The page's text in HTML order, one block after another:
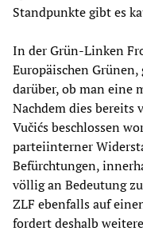
Standpunkte gibt es
In der Grün-Linken
Europäischen
darüber, ob man eine
Nachdem dies bereits
Vučićs beschlossen
parteiinterner
Befürchtungen,
völlig an Bedeutung
ZLF ebenfalls auf
fordert deshalb